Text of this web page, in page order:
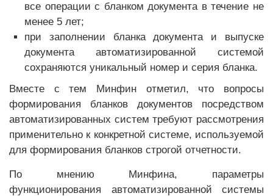
все операции с бланком документа в течение не
менее 5 лет;
при заполнении бланка документа и выпуске
документа автоматизированной системой
сохраняются уникальный номер и серия бланка.
Вместе с тем Минфин отметил, что вопросы
формирования бланков документов посредством
автоматизированных систем требуют рассмотрения
применительно к конкретной системе, используемой
для формирования бланков строгой отчетности.
По мнению Минфина, параметры
функционирования автоматизированной системы